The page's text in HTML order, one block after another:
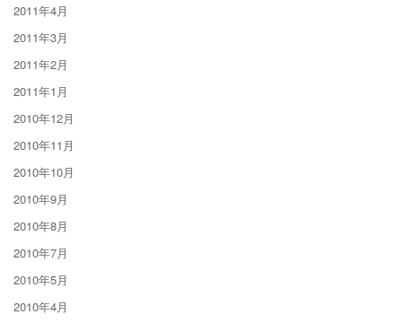
2011年4月
2011年3月
2011年2月
2011年1月
2010年12月
2010年11月
2010年10月
2010年9月
2010年8月
2010年7月
2010年5月
2010年4月